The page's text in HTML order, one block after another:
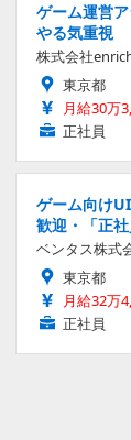
ゲーム運営
やる気重視
株式会社
東京都
月給30万
正社員
ゲーム向け
歓迎・「正
ベンタス株式
東京都
月給32万
正社員